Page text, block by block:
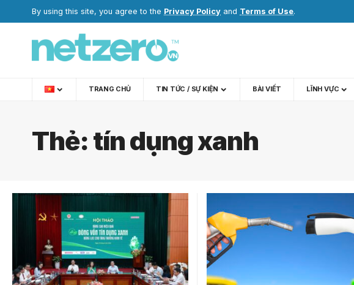
By using this site, you agree to the Privacy Policy and Terms of Use.
TRANG CHỦ TIN TỨC / SỰ KIỆN BÀI VIẾT LĨNH VỰC
Thẻ:tín dụng xanh